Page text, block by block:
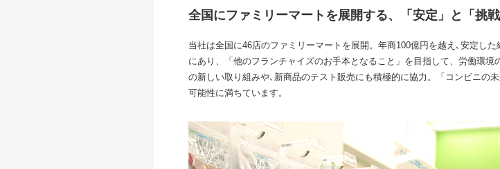
全国にファミリーマートを展開する、「安定」と「挑戦
当社は全国に46店のファミリーマートを展開。年商100億円を越え､安定し
にあり、「他のフランチャイズのお手本となること」を目指して、労働環
の新しい取り組みや､新商品のテスト販売にも積極的に協力。「コンビニの
可能性に満ちています。